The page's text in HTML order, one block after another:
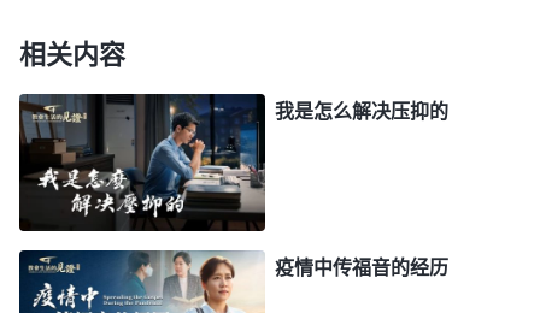
本分、对自己的责任没有一点儿忠心，对撒但倒挺忠
心”。神恩待我，给我机会尽带领本分，是希望我体
贴神的心意，能维护教会工作，可我在关键时刻不体
贴神的心意维护教会工作，胳膊肘还往外拐，成了假
带领的保护伞，成了撒但的帮凶，实在太让神恨恶厌
憎了！我就想：我看着假带领打岔搅扰教会工作，也
知道应该揭露检举，不检举心里还受责备，也想实行
相关内容
我是怎么解决压抑的
疫情中传福音的经历